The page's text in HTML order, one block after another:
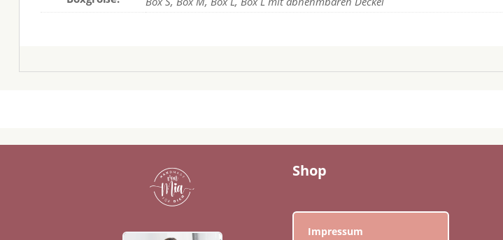
Shop
Impressum